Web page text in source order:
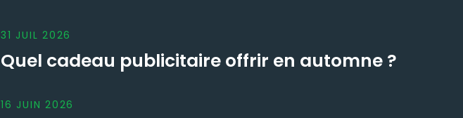
31 JUIL 2026
Quel cadeau publicitaire offrir en automne ?
16 JUIN 2026